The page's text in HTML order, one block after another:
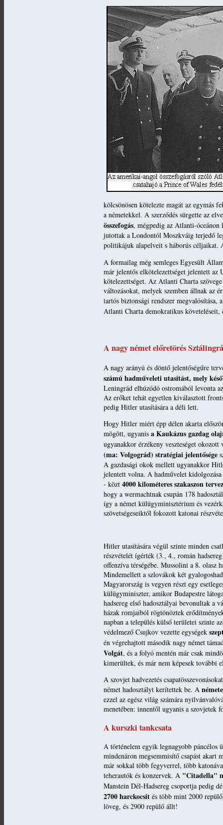
kölcsönösen kötelezte magát az egymás
a németekkel. A szerződés sürgette az
összefogás, mégpedig az Atlanti-óceánon
jutottak a Londontól Moszkváig terjedő
politikájuk alapelveit s háborús
A formailag még semleges Egyesült
már jelentős elkötelezettséget jelentett az
kötelezettséget. Az Atlanti Charta
változásokat, melyek szemben állnak az
tartós biztonsági rendszer megvalósítása,
Atlanti Charta demokratikus követeléseit,
A nagy német előretörés
A nagy arányú és döntő jelentőségűre
számú hadműveleti utasítást, mely
Leningrád elhúzódó ostromából levonta
Az erőket tehát egyetlen kiválasztott
pedig Hitler utasítására a déli lett.
Hogy Hitler miért épp délen akarta
mögött, ugyanis a Kaukázus gazdag
ugyanakkor érzékeny veszteséget
(ma: Volgográd) stratégiai jelentősége
A gazdasági okok mellett ugyanakkor
jelentett volna. A hadművelet
- közt 4000 kilométeres szakaszon
hogy a wermachtnak csupán 178
így a német külügyminisztérium és
szövetségeseiktől fokozott katonai
Hitler utasítására végül szinte minden
részvételét ígérték (3., 4., román
offenzíva térségébe. Mussolini a 8. olasz
Mindemellett a szlovákok két
Magyarország is vegyen részt egy
külügyminiszter, amikor Budapestre
hadsereg első hadosztályai bevonultak a
házak romjaiból rögtönöztek
napban a település külső területei szinte
védelmező Csujkov vezette egységek
én végrehajtott második nagy német
Volgát, és a folyó mentén már csak
kimerültek, és már nem képesek további
A szovjet hadvezetés
német hadosztályt kerítettek be. A
ezzel az egész világ számára
menetében: innentől ugyanis a szovjetek
A kurszki tankcsata
A történelem egyik legnagyobb
mindenáron megsemmisítő csapást akart
már sokkal több fegyverrel, több
teherautók és konzervek. A "Citadella"
Manstein Dél-Hadsereg csoportja pedig
2700 harckocsit és több mint 2000
löveg, és 2900 repülő állt!